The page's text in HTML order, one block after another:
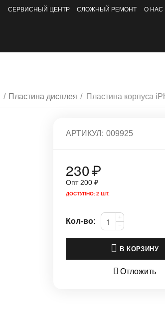
СЕРВИСНЫЙ ЦЕНТР СЛОЖНЫЙ РЕМОНТ О НАС
/ Пластина дисплея / Пластина корпуса
АРТИКУЛ: 009925
230₽
Опт 200 ₽
ДОСТУПНО:2 ШТ.
Кол-во:
+
−
В КОРЗИНУ
Отложить